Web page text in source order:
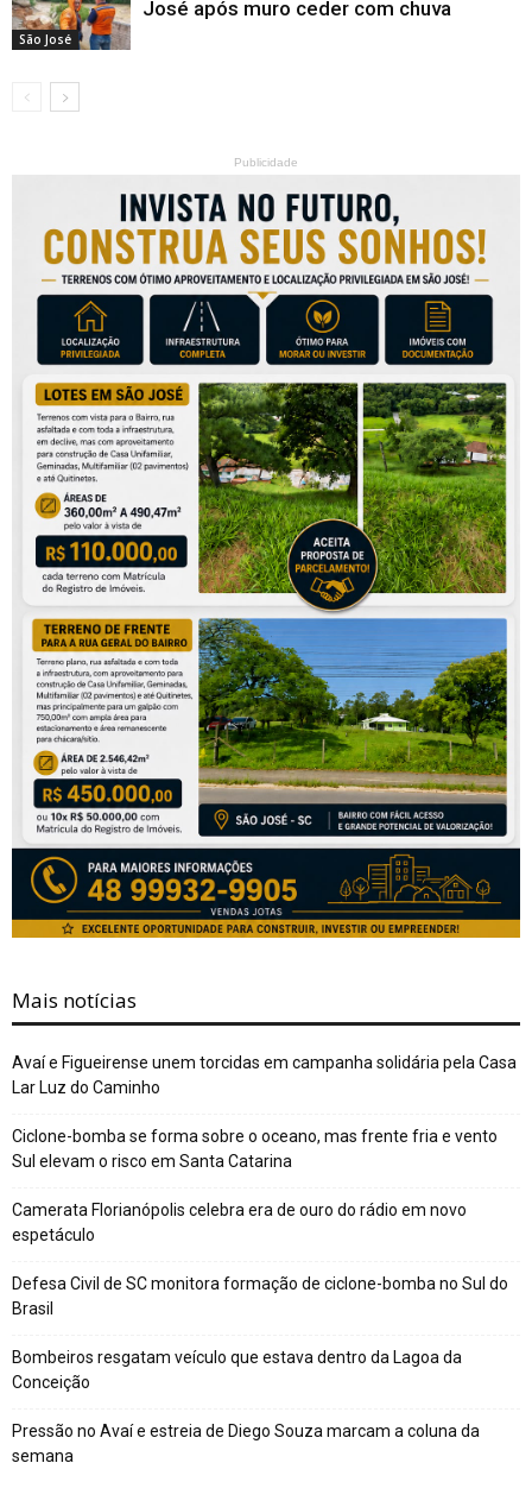
São José
José após muro ceder com chuva
Publicidade
Mais notícias
Avaí e Figueirense unem torcidas em campanha solidária pela Casa
Lar Luz do Caminho
Ciclone-bomba se forma sobre o oceano, mas frente fria e vento
Sul elevam o risco em Santa Catarina
Camerata Florianópolis celebra era de ouro do rádio em novo
espetáculo
Defesa Civil de SC monitora formação de ciclone-bomba no Sul do
Brasil
Bombeiros resgatam veículo que estava dentro da Lagoa da
Conceição
Pressão no Avaí e estreia de Diego Souza marcam a coluna da
semana